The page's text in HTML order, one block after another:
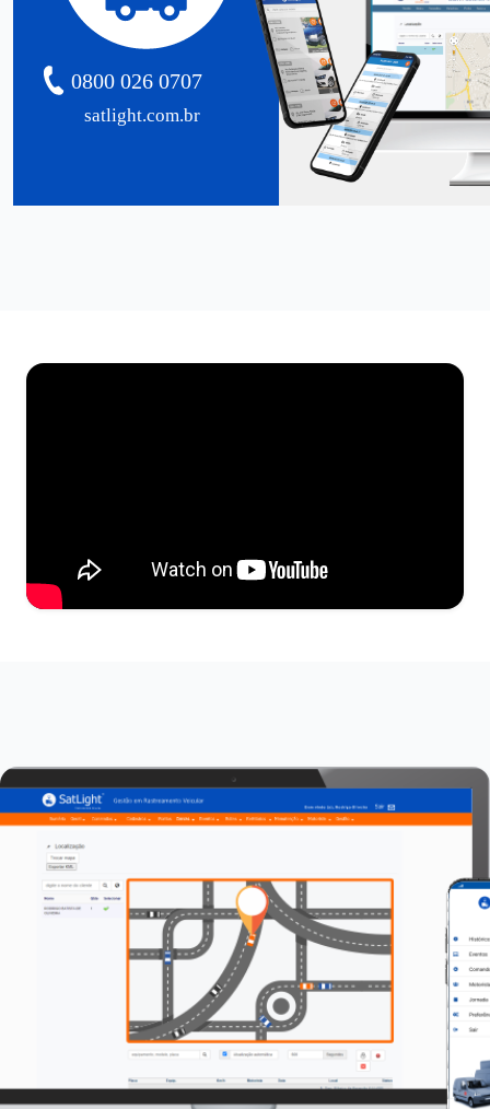
satlight.com.br
0800 026 0707